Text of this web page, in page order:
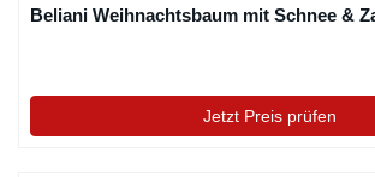
Beliani Weihnachtsbaum mit Schnee &
Jetzt Preis prüfen